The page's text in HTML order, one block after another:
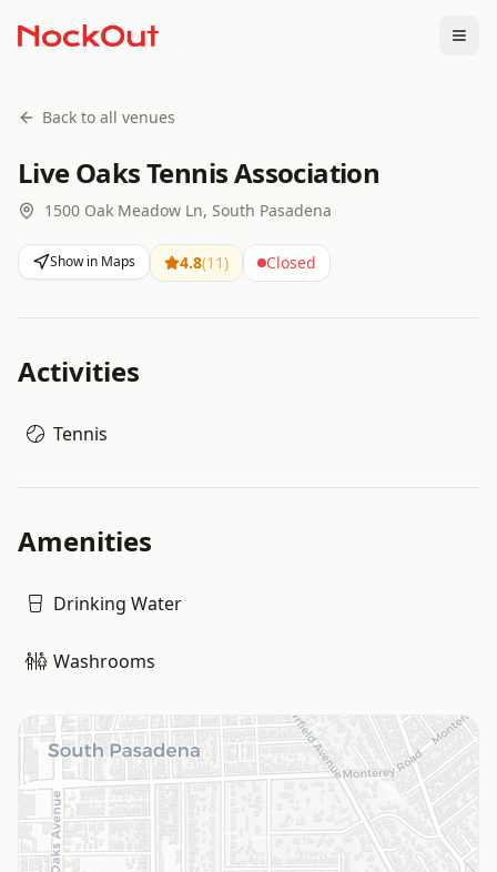
Back to all venues
Live Oaks Tennis Association
1500 Oak Meadow Ln, South Pasadena
Show in Maps 4.8(11) Closed
Activities
Tennis
Amenities
Drinking Water
Washrooms